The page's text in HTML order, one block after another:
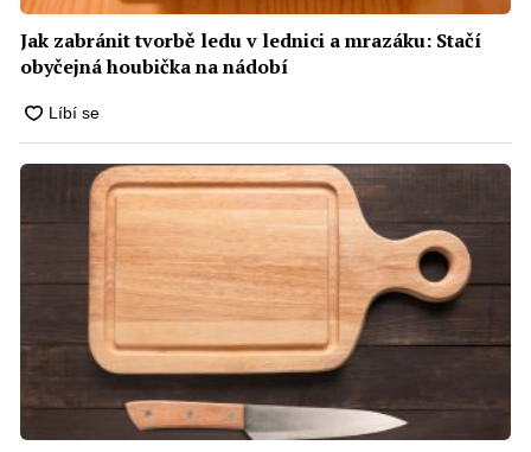
Jak zabránit tvorbě ledu v lednici a mrazáku: Stačí
obyčejná houbička na nádobí